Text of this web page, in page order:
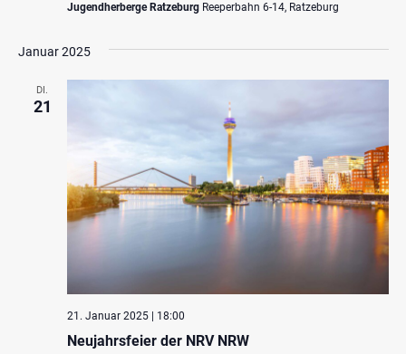
Jugendherberge Ratzeburg Reeperbahn 6-14, Ratzeburg
Januar 2025
DI.
21
Neujahrsfeier der NRV NRW
21. Januar 2025 | 18:00